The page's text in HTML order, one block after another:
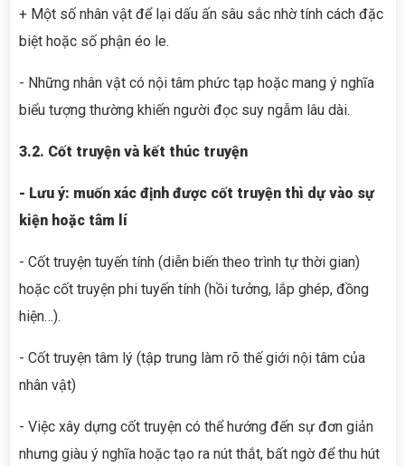
+ Một số nhân vật để lại dấu ấn sâu sắc nhờ tính cách đặc
biệt hoặc số phận éo le.
- Những nhân vật có nội tâm phức tạp hoặc mang ý nghĩa
biểu tượng thường khiến người đọc suy ngẫm lâu dài.
3.2. Cốt truyện và kết thúc truyện
- Lưu ý: muốn xác định được cốt truyện thì dự vào sự
kiện hoặc tâm lí
- Cốt truyện tuyến tính (diễn biến theo trình tự thời gian)
hoặc cốt truyện phi tuyến tính (hồi tưởng, lắp ghép, đồng
hiện…).
- Cốt truyện tâm lý (tập trung làm rõ thế giới nội tâm của
nhân vật)
- Việc xây dựng cốt truyện có thể hướng đến sự đơn giản
nhưng giàu ý nghĩa hoặc tạo ra nút thắt, bất ngờ để thu hút